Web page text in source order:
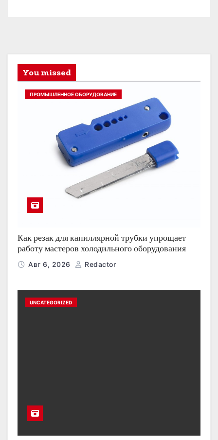
You missed
ПРОМЫШЛЕННОЕ ОБОРУДОВАНИЕ
Как резак для капиллярной трубки упрощает
работу мастеров холодильного оборудования
Авг 6, 2026 Redactor
UNCATEGORIZED